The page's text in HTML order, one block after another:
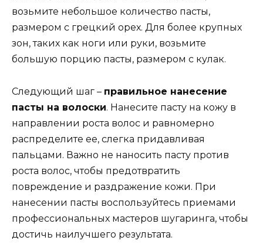
возьмите небольшое количество пасты,
размером с грецкий орех. Для более крупных
зон, таких как ноги или руки, возьмите
большую порцию пасты, размером с кулак.
Следующий шаг – правильное нанесение
пасты на волоски. Нанесите пасту на кожу в
направлении роста волос и равномерно
распределите ее, слегка придавливая
пальцами. Важно не наносить пасту против
роста волос, чтобы предотвратить
повреждение и раздражение кожи. При
нанесении пасты воспользуйтесь приемами
профессиональных мастеров шугаринга, чтобы
достичь наилучшего результата.